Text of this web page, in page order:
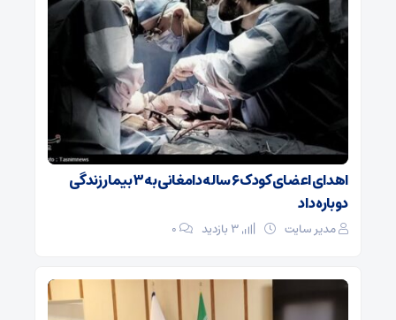
اهدای اعضای کودک ۶ ساله دامغانی به ۳ بیمار زندگی
دوباره داد
مدیر سایت ۰